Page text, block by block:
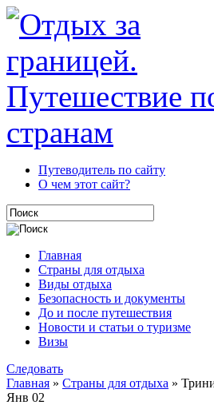
Путеводитель по сайту
О чем этот сайт?
Главная
Страны для отдыха
Виды отдыха
Безопасность и документы
До и после путешествия
Новости и статьи о туризме
Визы
Следовать
Главная » Страны для отдыха »
Янв 02